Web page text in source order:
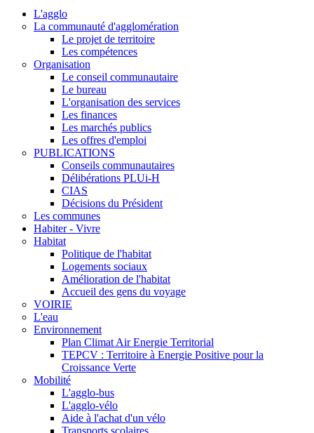
L'agglo
La communauté d'agglomération
Le projet de territoire
Les compétences
Organisation
Le conseil communautaire
Le bureau
L'organisation des services
Les finances
Les marchés publics
Les offres d'emploi
PUBLICATIONS
Conseils communautaires
Délibérations PLUi-H
CIAS
Décisions du Président
Les communes
Habiter - Vivre
Habitat
Politique de l'habitat
Logements sociaux
Amélioration de l'habitat
Accueil des gens du voyage
VOIRIE
L'eau
Environnement
Plan Climat Air Energie Territorial
TEPCV : Territoire à Energie Positive pour la
Croissance Verte
Mobilité
L'agglo-bus
L'agglo-vélo
Aide à l'achat d'un vélo
Transports scolaires